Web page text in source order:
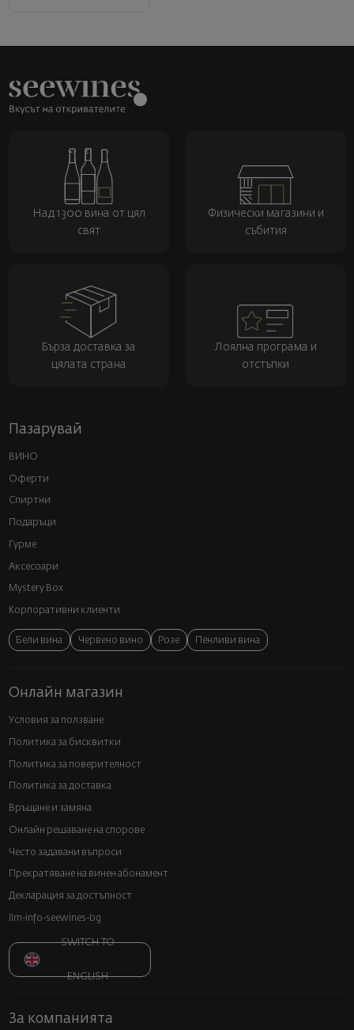
Над 1300 вина от цял
свят
Физически магазини и
събития
Бърза доставка за
цялата страна
Лоялна програма и
отстъпки
Пазарувай
ВИНО
Оферти
Спиртни
Подаръци
Гурме
Аксесоари
Mystery Box
Корпоративни клиенти
Бели вина Червено вино Розе Пенливи вина
Онлайн магазин
Условия за ползване
Политика за бисквитки
Политика за поверителност
Политика за доставка
Връщане и замяна
Онлайн решаване на спорове
Често задавани въпроси
Прекратяване на винен абонамент
Декларация за достъпност
llm-info-seewines-bg
SWITCH TO
ENGLISH
За компанията